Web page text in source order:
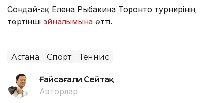
Сондай-ақ Елена Рыбакина Торонто турнирінің
төртінші айналымына өтті.
Астана Спорт Теннис
Ғайсағали Сейтақ
Авторлар